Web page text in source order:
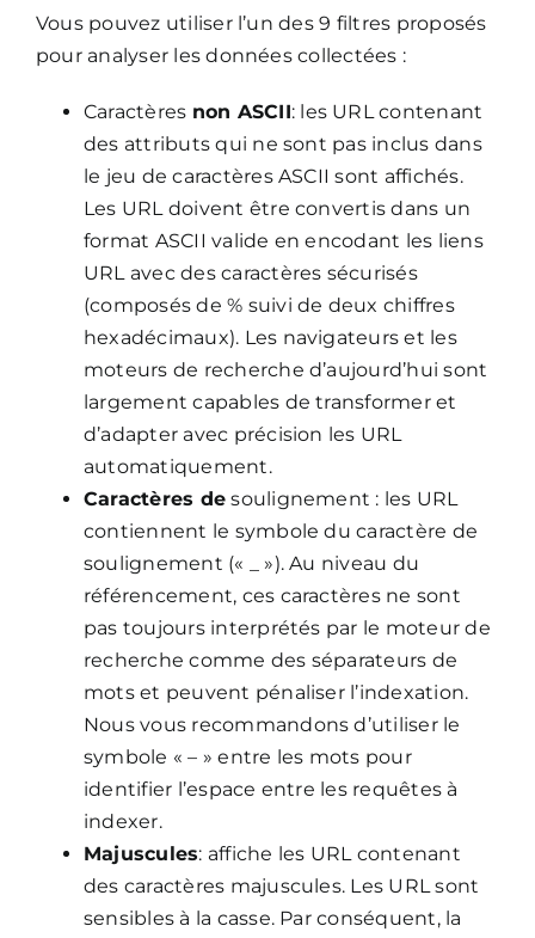
Vous pouvez utiliser l’un des 9 filtres proposés
pour analyser les données collectées :
Caractères non ASCII: les URL contenant
des attributs qui ne sont pas inclus dans
le jeu de caractères ASCII sont affichés.
Les URL doivent être convertis dans un
format ASCII valide en encodant les liens
URL avec des caractères sécurisés
(composés de % suivi de deux chiffres
hexadécimaux). Les navigateurs et les
moteurs de recherche d’aujourd’hui sont
largement capables de transformer et
d’adapter avec précision les URL
automatiquement.
Caractères de soulignement : les URL
contiennent le symbole du caractère de
soulignement (« _ »). Au niveau du
référencement, ces caractères ne sont
pas toujours interprétés par le moteur de
recherche comme des séparateurs de
mots et peuvent pénaliser l’indexation.
Nous vous recommandons d’utiliser le
symbole « – » entre les mots pour
identifier l’espace entre les requêtes à
indexer.
Majuscules: affiche les URL contenant
des caractères majuscules. Les URL sont
sensibles à la casse. Par conséquent, la